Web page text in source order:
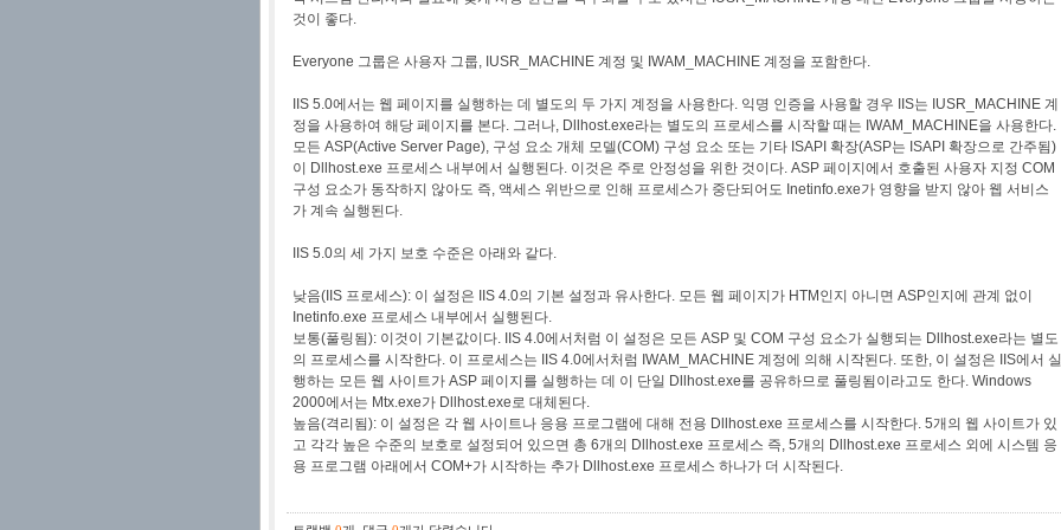
것이 좋다.
Everyone 그룹은 사용자 그룹, IUSR_MACHINE 계정 및 IWAM_MACHINE 계정을 포함한다.
IIS 5.0에서는 웹 페이지를 실행하는 데 별도의 두 가지 계정을 사용한다. 익명 인증을 사용할 경우 IIS는 IUSR_MACHINE 계
정을 사용하여 해당 페이지를 본다. 그러나, Dllhost.exe라는 별도의 프로세스를 시작할 때는 IWAM_MACHINE을 사용한다.
모든 ASP(Active Server Page), 구성 요소 개체 모델(COM) 구성 요소 또는 기타 ISAPI 확장(ASP는 ISAPI 확장으로 간주됨)
이 Dllhost.exe 프로세스 내부에서 실행된다. 이것은 주로 안정성을 위한 것이다. ASP 페이지에서 호출된 사용자 지정 COM
구성 요소가 동작하지 않아도 즉, 액세스 위반으로 인해 프로세스가 중단되어도 Inetinfo.exe가 영향을 받지 않아 웹 서비스
가 계속 실행된다.
IIS 5.0의 세 가지 보호 수준은 아래와 같다.
낮음(IIS 프로세스): 이 설정은 IIS 4.0의 기본 설정과 유사한다. 모든 웹 페이지가 HTM인지 아니면 ASP인지에 관계 없이
Inetinfo.exe 프로세스 내부에서 실행된다.
보통(풀링됨): 이것이 기본값이다. IIS 4.0에서처럼 이 설정은 모든 ASP 및 COM 구성 요소가 실행되는 Dllhost.exe라는 별도
의 프로세스를 시작한다. 이 프로세스는 IIS 4.0에서처럼 IWAM_MACHINE 계정에 의해 시작된다. 또한, 이 설정은 IIS에서 실
행하는 모든 웹 사이트가 ASP 페이지를 실행하는 데 이 단일 Dllhost.exe를 공유하므로 풀링됨이라고도 한다. Windows
2000에서는 Mtx.exe가 Dllhost.exe로 대체된다.
높음(격리됨): 이 설정은 각 웹 사이트나 응용 프로그램에 대해 전용 Dllhost.exe 프로세스를 시작한다. 5개의 웹 사이트가 있
고 각각 높은 수준의 보호로 설정되어 있으면 총 6개의 Dllhost.exe 프로세스 즉, 5개의 Dllhost.exe 프로세스 외에 시스템 응
용 프로그램 아래에서 COM+가 시작하는 추가 Dllhost.exe 프로세스 하나가 더 시작된다.